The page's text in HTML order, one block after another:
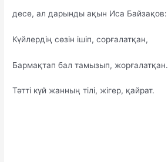
десе, ал дарынды ақын Иса Байзақов:
Күйлердің сөзін ішіп, сорғалатқан,
Бармақтап бал тамызып, жорғалатқан.
Тәтті күй жанның тілі, жігер, қайрат.